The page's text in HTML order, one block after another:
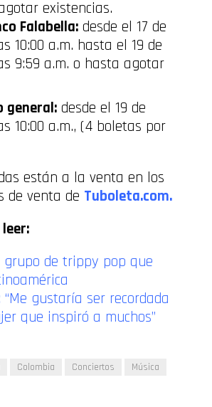
existencias.
Falabella: desde el 17 de
10:00 a.m. hasta el 19 de
9:59 a.m. o hasta agotar
general: desde el 19 de
10:00 a.m., (4 boletas por
están a la venta en los
de venta de Tuboleta.com.
grupo de trippy pop que
“Me gustaría ser recordada
que inspiró a muchos”
Colombia Conciertos
Música